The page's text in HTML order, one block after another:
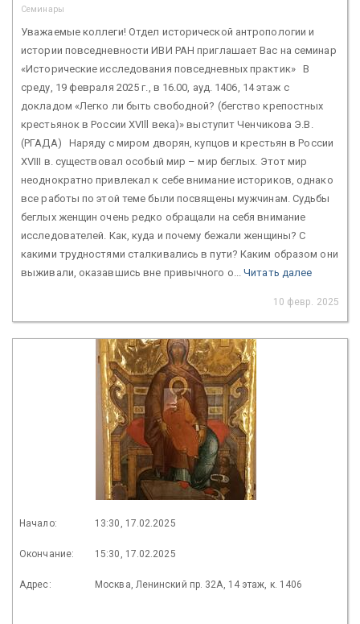
Семинары
Уважаемые коллеги! Отдел исторической антропологии и
истории повседневности ИВИ РАН приглашает Вас на семинар
«Исторические исследования повседневных практик» В
среду, 19 февраля 2025 г., в 16.00, ауд. 1406, 14 этаж с
докладом «Легко ли быть свободной? (бегство крепостных
крестьянок в России XVIll века)» выступит Ченчикова Э.В.
(РГАДА) Наряду с миром дворян, купцов и крестьян в России
XVIII в. существовал особый мир – мир беглых. Этот мир
неоднократно привлекал к себе внимание историков, однако
все работы по этой теме были посвящены мужчинам. Судьбы
беглых женщин очень редко обращали на себя внимание
исследователей. Как, куда и почему бежали женщины? С
какими трудностями сталкивались в пути? Каким образом они
выживали, оказавшись вне привычного о...Читать далее
10 февр. 2025
Начало: 13:30, 17.02.2025
Окончание: 15:30, 17.02.2025
Адрес: Москва, Ленинский пр. 32А, 14 этаж, к. 1406